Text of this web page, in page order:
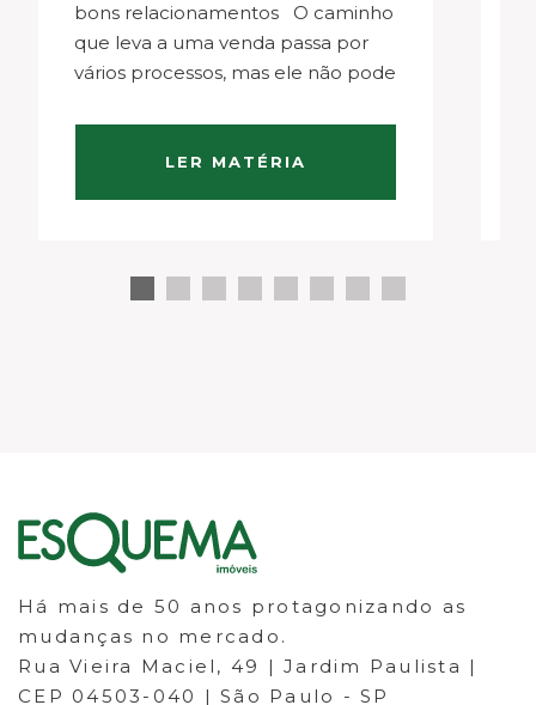
bons relacionamentos O caminho
que leva a uma venda passa por
vários processos, mas ele não pode
confiança na comunicação e
LER MATÉRIA
Há mais de 50 anos protagonizando as
mudanças no mercado.
Rua Vieira Maciel, 49 | Jardim Paulista |
CEP 04503-040 | São Paulo - SP